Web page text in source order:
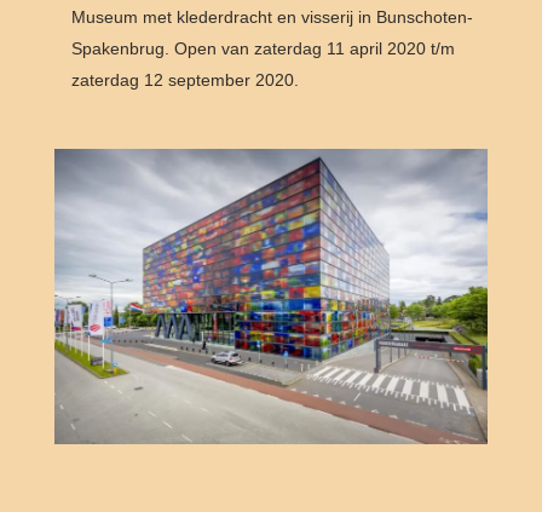
Museum met klederdracht en visserij in Bunschoten-
Spakenbrug. Open van zaterdag 11 april 2020 t/m
zaterdag 12 september 2020.